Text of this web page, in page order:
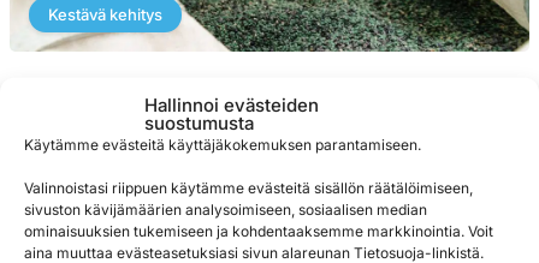
Hallinnoi evästeiden
suostumusta
Käytämme evästeitä käyttäjäkokemuksen parantamiseen.
Valinnoistasi riippuen käytämme evästeitä sisällön räätälöimiseen,
sivuston kävijämäärien analysoimiseen, sosiaalisen median
ominaisuuksien tukemiseen ja kohdentaaksemme markkinointia. Voit
aina muuttaa evästeasetuksiasi sivun alareunan Tietosuoja-linkistä.
Kestävä kehitys
Muovi on oikein tuotettuna ja käytettynä vastuullinen
pakkaamiseen kokonaistaloudellisesti ylivoimaisen
ratkaisun...